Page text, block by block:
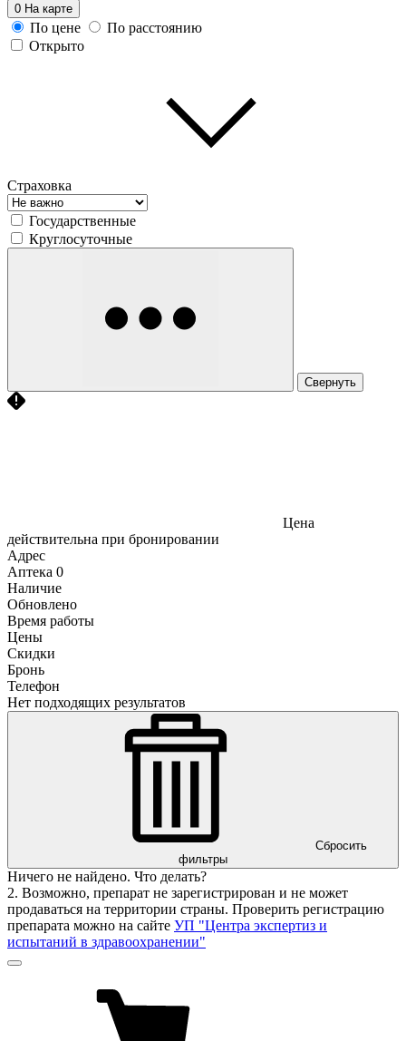
0 На карте
По цене
По расстоянию
Открыто
Страховка
Государственные
Круглосуточные
Свернуть
Цена
действительна при бронировании
Адрес
Аптека 0
Наличие
Обновлено
Время работы
Цены
Скидки
Бронь
Телефон
Нет подходящих результатов
Сбросить
фильтры
Ничего не найдено. Что делать?
2. Возможно, препарат не зарегистрирован и не может
продаваться на территории страны. Проверить регистрацию
препарата можно на сайте УП "Центра экспертиз и
испытаний в здравоохранении"